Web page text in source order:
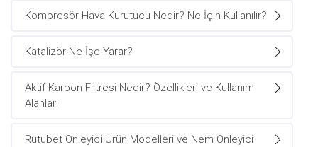
Kompresör Hava Kurutucu Nedir? Ne İçin Kullanılır?
Katalizör Ne İşe Yarar?
Aktif Karbon Filtresi Nedir? Özellikleri ve Kullanım
Alanları
Rutubet Önleyici Ürün Modelleri ve Nem Önleyici